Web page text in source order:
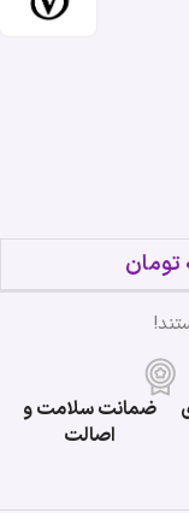
تومان
ضمانت سلامت و
اصالت